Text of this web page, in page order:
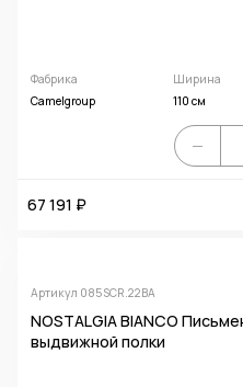
Фабрика
Camelgroup
Ширина
110 см
67 191 ₽
Артикул 085SCR.22BA
NOSTALGIA BIANCO
выдвижной полки